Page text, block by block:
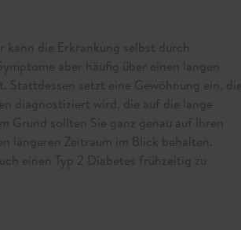
kann die Erkrankung selbst durch
aber häufig über einen langen
setzt eine Gewöhnung ein, die
diagnostiziert wird, die auf die lange
Grund sollten Sie ganz genau auf Ihren
längeren Zeitraum im Blick behalten.
einen Typ 2 Diabetes frühzeitig zu